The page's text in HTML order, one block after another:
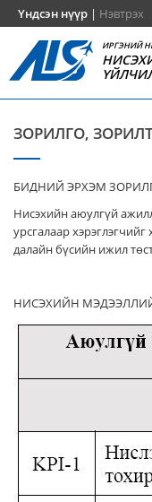
Үндсэн нүүр | Нэвтрэх
ИРГЭНИЙ
ЗОРИЛГО,
БИДНИЙ ЭРХЭМ
Нисэхийн аюулгүй
урсгалаар
далайн бүсийн ижил
НИСЭХИЙН